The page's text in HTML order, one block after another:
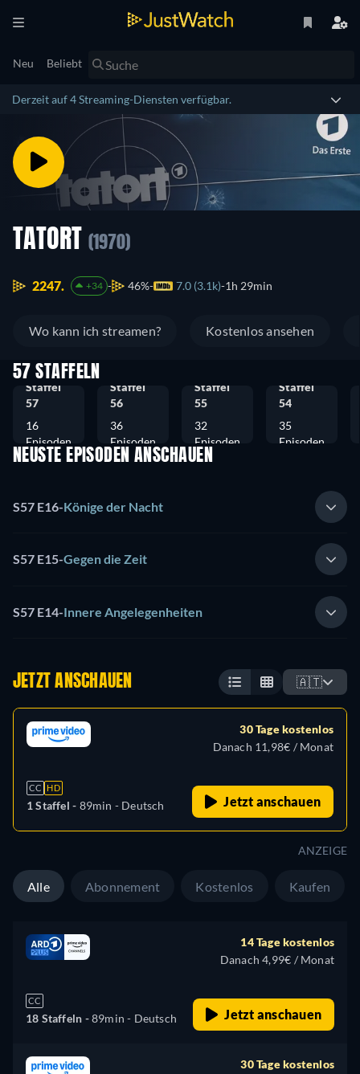
Neu Beliebt
Derzeit auf 4 Streaming-Diensten verfügbar.
TATORT (1970)
2247. +34 46% 7.0 (3.1k) 1h 29min
Wo kann ich streamen? Kostenlos ansehen
57 STAFFELN
Staffel
57
16
Episoden
Staffel
56
36
Episoden
Staffel
55
32
Episoden
Staffel
54
35
Episoden
NEUSTE EPISODEN ANSCHAUEN
S57 E16-Könige der Nacht
S57 E15-Gegen die Zeit
S57 E14-Innere Angelegenheiten
JETZT ANSCHAUEN 🇦🇹
CC HD
1 Staffel - 89min - Deutsch
30 Tage kostenlos
Danach 11,98€ / Monat
Jetzt anschauen
ANZEIGE
Alle Abonnement Kostenlos Kaufen
CC
18 Staffeln -89min - Deutsch
14 Tage kostenlos
Danach 4,99€ / Monat
Jetzt anschauen
30 Tage kostenlos